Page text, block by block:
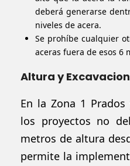
deberá generarse
niveles de acera.
Se prohíbe cualquier
aceras fuera de esos 6
Altura y
En la Zona 1
los proyectos no
metros de altura
permite la